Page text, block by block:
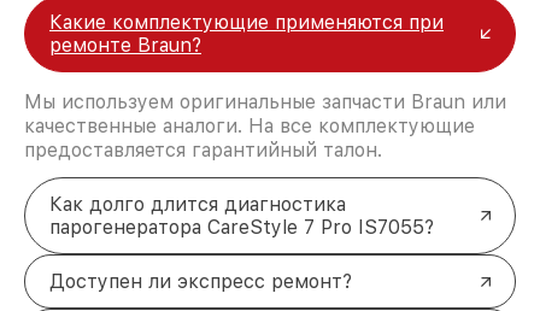
Какие комплектующие применяются при
ремонте Braun?
Мы используем оригинальные запчасти Braun или
качественные аналоги. На все комплектующие
предоставляется гарантийный талон.
Как долго длится диагностика
парогенератора CareStyle 7 Pro IS7055?
Доступен ли экспресс ремонт?